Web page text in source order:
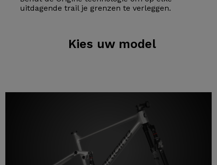
uitdagende trail je grenzen te verleggen.
Kies uw model